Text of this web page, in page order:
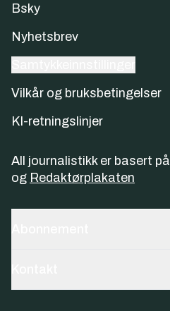
Bsky
Nyhetsbrev
Vilkår og bruksbetingelser
KI-retningslinjer
All journalistikk er basert på
og Redaktørplakaten